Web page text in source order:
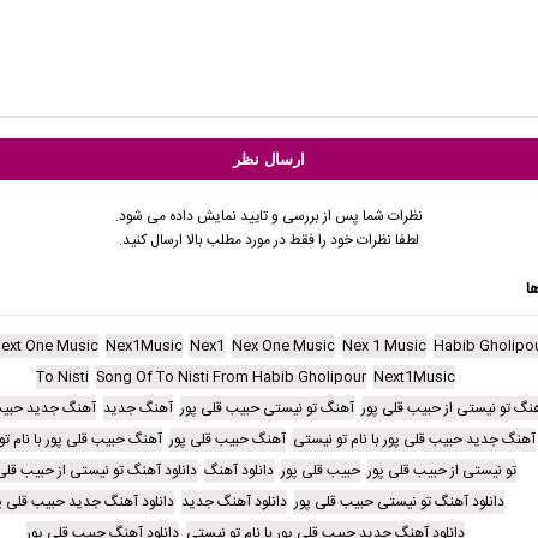
نظرات شما پس از بررسی و تایید نمایش داده می شود.
لطفا نظرات خود را فقط در مورد مطلب بالا ارسال کنید.
Habib
Nex 1 Music
Nex One Music
Nex1
Nex1Music
One Music
Next1Music
Song Of To Nisti From Habib Gholipour
To Nisti
تو نیستی از حبیب قلی پور آهنگ تو نیستی حبیب قلی پور آهنگ جدید آهنگ جدید
آهنگ جدید حبیب قلی پور با نام تو نیستی آهنگ حبیب قلی پور آهنگ حبیب قلی پور با نام
تو نیستی از حبیب قلی پور حبیب قلی پور دانلود آهنگ دانلود آهنگ تو نیستی از حبیب
دانلود آهنگ تو نیستی حبیب قلی پور دانلود آهنگ جدید دانلود آهنگ جدید حبیب قلی
دانلود آهنگ جدید حبیب قلی پور با نام تو نیستی دانلود آهنگ حبیب قلی پور